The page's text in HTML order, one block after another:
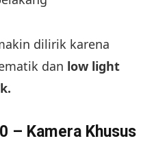
dilirik karena
dan low light
– Kamera Khusus